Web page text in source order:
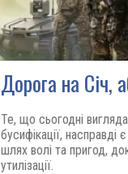
Дорога на Січ,
Те, що сьогодні
бусифікації, насправді
шлях волі та пригод,
утилізації.